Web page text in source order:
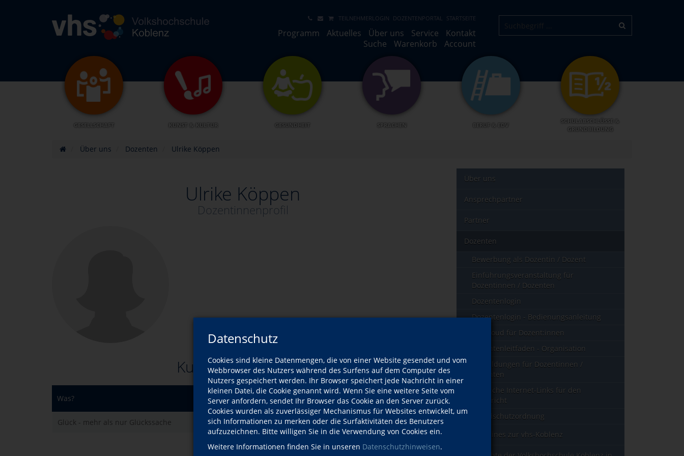
Datenschutz
Cookies sind kleine Datenmengen, die von einer Website gesendet und vom
Webbrowser des Nutzers während des Surfens auf dem Computer des
Nutzers gespeichert werden. Ihr Browser speichert jede Nachricht in einer
kleinen Datei, die Cookie genannt wird. Wenn Sie eine weitere Seite vom
Server anfordern, sendet Ihr Browser das Cookie an den Server zurück.
Cookies wurden als zuverlässiger Mechanismus für Websites entwickelt, um
sich Informationen zu merken oder die Surfaktivitäten des Benutzers
aufzuzeichnen. Bitte willigen Sie in die Verwendung von Cookies ein.
Weitere Informationen finden Sie in unseren Datenschutzhinweisen.
TEILNEHMERLOGIN DOZENTENPORTAL STARTSEITE
Programm Aktuelles Über uns Service
Kontakt
Suche
Warenkorb Account
GESELLSCHAFT KUNST & KULTUR GESUNDHEIT SPRACHEN BERUF & EDV
SCHULABSCHLÜSSE &
GRUNDBILDUNG
Über uns Dozenten Ulrike Köppen
Ulrike Köppen
Dozentinnenprofil
Kurse der Dozentin
Was? Wann?
Glück - mehr als nur Glückssache Fr., 13.11.2026
Über uns
Ansprechpartner
Partner
Dozenten
Bewerbung als Dozentin / Dozent
Einführungsveranstaltung für
Dozentinnen / Dozenten
Dozentenlogin
Dozentenlogin - Bedienungsanleitung
vhs cloud für Dozent:innen
Dozentenleitfaden - Organisation
Fortbildungen für Dozentinnen /
Dozenten
Nützliche Internet-Links für den
Unterricht
Brandschutzordnung
Allgemeines zur vhs-Koblenz